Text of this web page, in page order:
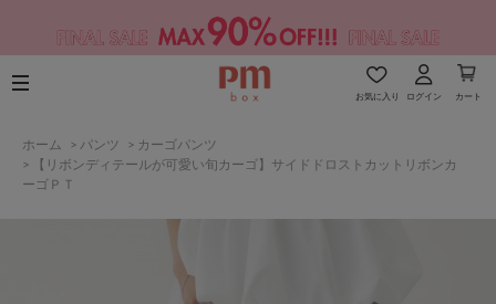
お気に入り ログイン カート
ホーム > パンツ > カーゴパンツ
>
【リボンディテールが可愛い旬カーゴ】サイドドロストカットリボンカ
ーゴＰＴ